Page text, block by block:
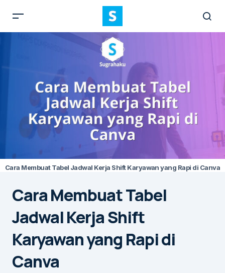
Cara Membuat Tabel Jadwal Kerja Shift Karyawan yang Rapi di Canva
Cara Membuat Tabel
Jadwal Kerja Shift
Karyawan yang Rapi di
Canva